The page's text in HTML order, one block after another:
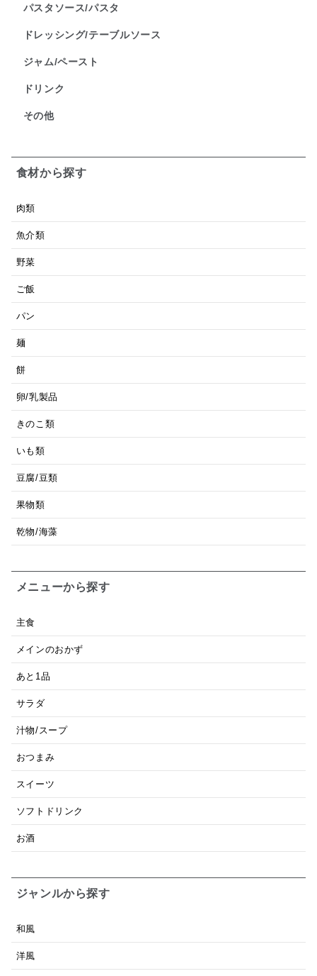
パスタソース/パスタ
ドレッシング/テーブルソース
ジャム/ペースト
ドリンク
その他
食材から探す
肉類
魚介類
野菜
ご飯
パン
麺
餅
卵/乳製品
きのこ類
いも類
豆腐/豆類
果物類
乾物/海藻
メニューから探す
主食
メインのおかず
あと1品
サラダ
汁物/スープ
おつまみ
スイーツ
ソフトドリンク
お酒
ジャンルから探す
和風
洋風